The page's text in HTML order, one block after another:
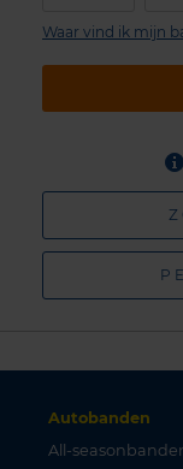
Waar vind ik mijn
Autobanden
All-